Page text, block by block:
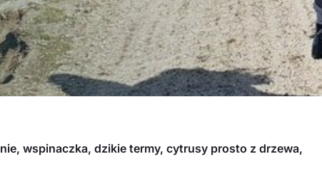
wspinaczka, dzikie termy, cytrusy prosto z drzewa,